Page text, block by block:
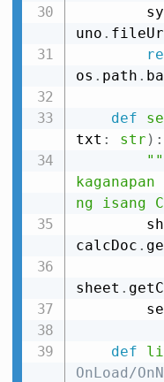
uno .
os . path .
def
txt : str ) :
ng isang
calcDoc .
sheet .
def
OnLoad/